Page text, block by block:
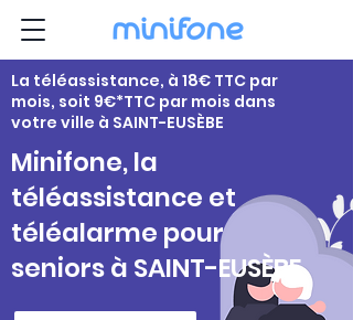
La téléassistance, à 18€ TTC par
mois, soit 9€*TTC par mois dans
votre ville à SAINT-EUSÈBE
Minifone, la
téléassistance et
téléalarme pour
seniors à SAINT-EUSÈBE